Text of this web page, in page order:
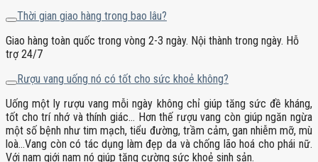
Thời gian giao hàng trong bao lâu?
Giao hàng toàn quốc trong vòng 2-3 ngày. Nội thành trong ngày. Hỗ
trợ 24/7
Rượu vang uống nó có tốt cho sức khoẻ không?
Uống một ly rượu vang mỗi ngày không chỉ giúp tăng sức đề kháng,
tốt cho trí nhớ và thính giác… Hơn thế rượu vang còn giúp ngăn ngừa
một số bệnh như tim mạch, tiểu đường, trầm cảm, gan nhiễm mỡ, mù
loà…Vang còn có tác dụng làm đẹp da và chống lão hoá cho phái nữ.
Với nam giới nam nó giúp tăng cường sức khoẻ sinh sản.